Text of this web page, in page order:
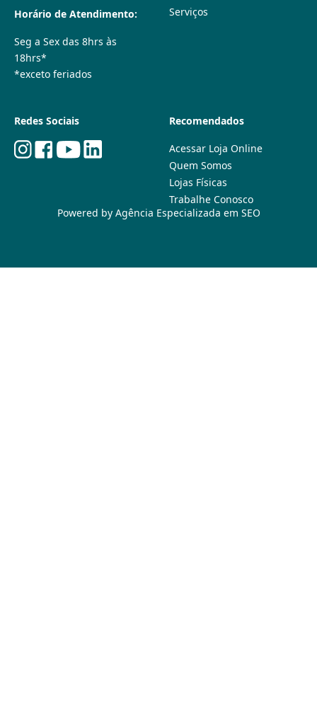
Horário de Atendimento:
Seg a Sex das 8hrs às
18hrs*
*exceto feriados
Serviços
Redes Sociais Recomendados
Acessar Loja Online
Quem Somos
Lojas Físicas
Trabalhe Conosco
Powered by Agência Especializada em SEO